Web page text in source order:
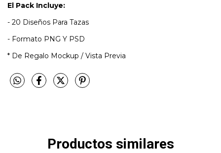
El Pack Incluye:
- 20 Diseños Para Tazas
- Formato PNG Y PSD
* De Regalo Mockup / Vista Previa
Productos similares